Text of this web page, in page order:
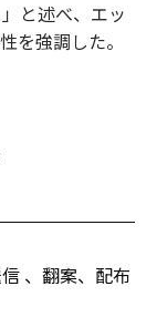
と述べ、エッ
を強調した。
、翻案、配布